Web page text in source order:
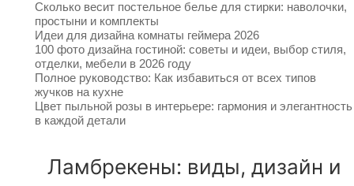
Сколько весит постельное белье для стирки: наволочки,
простыни и комплекты
Идеи для дизайна комнаты геймера 2026
100 фото дизайна гостиной: советы и идеи, выбор стиля,
отделки, мебели в 2026 году
Полное руководство: Как избавиться от всех типов
жучков на кухне
Цвет пыльной розы в интерьере: гармония и элегантность
в каждой детали
Ламбрекены: виды, дизайн и